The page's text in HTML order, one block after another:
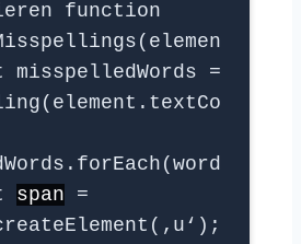
function
=
span =